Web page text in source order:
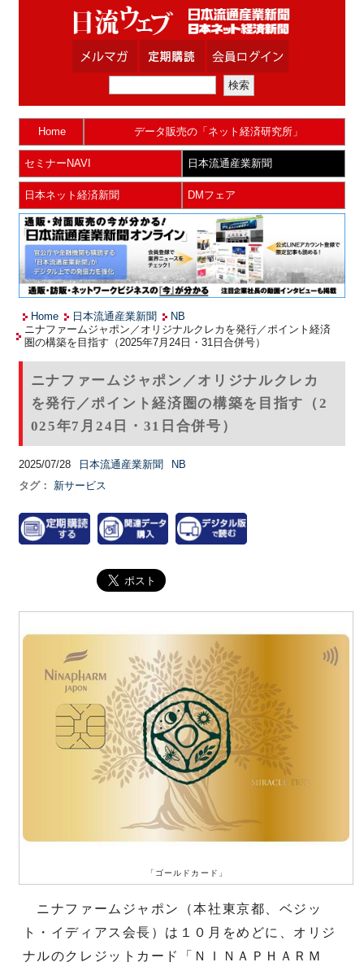
Home データ販売の「ネット経済研究所」
セミナーNAVI 日本流通産業新聞
日本ネット経済新聞 DMフェア
Home 日本流通産業新聞
NB
ニナファームジャポン／オリジナルクレカを発行／ポイント経済
圏の構築を目指す（2025年7月24日・31日合併号）
ニナファームジャポン／オリジナルクレカ
を発行／ポイント経済圏の構築を目指す（2
025年7月24日・31日合併号）
2025/07/28 日本流通産業新聞
NB
タグ：
新サービス
「ゴールドカード」
ニナファームジャポン（本社東京都、ベジッ
ト・イディアス会長）は１０月をめどに、オリジ
ナルのクレジットカード「ＮＩＮＡＰＨＡＲＭ